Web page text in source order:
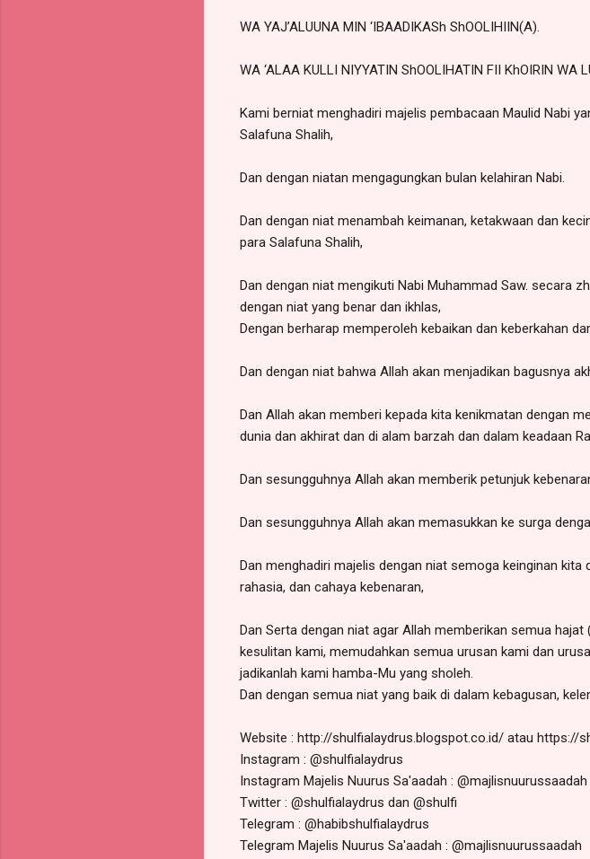
WA YAJ’ALUUNA MIN ‘IBAADIKASh ShOOLIHIIN(A).
WA ‘ALAA KULLI NIYYATIN ShOOLIHATIN FII KhOIRIN
Kami berniat menghadiri majelis pembacaan Maulid Nabi
Salafuna Shalih,
Dan dengan niatan mengagungkan bulan kelahiran Nabi.
Dan dengan niat menambah keimanan, ketakwaan dan
para Salafuna Shalih,
Dan dengan niat mengikuti Nabi Muhammad Saw. secara
dengan niat yang benar dan ikhlas,
Dengan berharap memperoleh kebaikan dan keberkahan
Dan dengan niat bahwa Allah akan menjadikan bagusnya
Dan Allah akan memberi kepada kita kenikmatan dengan
dunia dan akhirat dan di alam barzah dan dalam keadaan
Dan sesungguhnya Allah akan memberik petunjuk
Dan sesungguhnya Allah akan memasukkan ke surga
Dan menghadiri majelis dengan niat semoga keinginan
rahasia, dan cahaya kebenaran,
Dan Serta dengan niat agar Allah memberikan semua
kesulitan kami, memudahkan semua urusan kami dan
jadikanlah kami hamba-Mu yang sholeh.
Dan dengan semua niat yang baik di dalam kebagusan,
Website : http://shulfialaydrus.blogspot.co.id/ atau https://
Instagram : @shulfialaydrus
Instagram Majelis Nuurus Sa'aadah : @majlisnuurussaadah
Twitter : @shulfialaydrus dan @shulfi
Telegram : @habibshulfialaydrus
Telegram Majelis Nuurus Sa'aadah : @majlisnuurussaadah